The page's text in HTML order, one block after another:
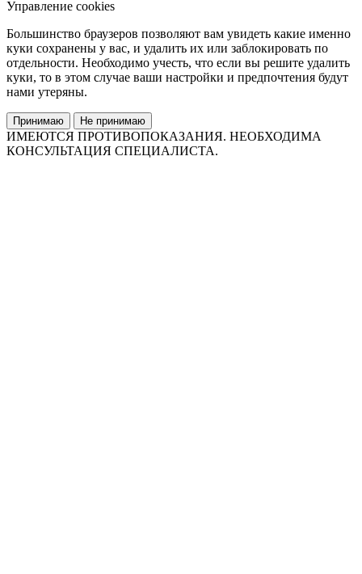
Управление cookies
Большинство браузеров позволяют вам увидеть какие именно
куки сохранены у вас, и удалить их или заблокировать по
отдельности. Необходимо учесть, что если вы решите удалить
куки, то в этом случае ваши настройки и предпочтения будут
нами утеряны.
Принимаю Не принимаю
ИМЕЮТСЯ ПРОТИВОПОКАЗАНИЯ. НЕОБХОДИМА
КОНСУЛЬТАЦИЯ СПЕЦИАЛИСТА.